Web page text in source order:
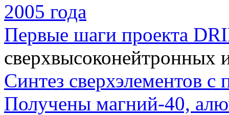
2005 года
Первые шаги проекта
сверхвысоконейтронных
Синтез сверхэлементов
Получены магний-40,